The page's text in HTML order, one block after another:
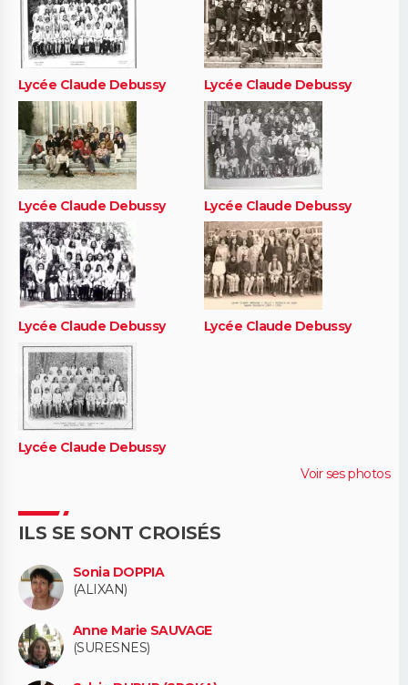
Lycée Claude Debussy Lycée Claude Debussy
Lycée Claude Debussy Lycée Claude Debussy
Lycée Claude Debussy Lycée Claude Debussy
Lycée Claude Debussy
Voir ses photos
ILS SE SONT CROISÉS
Sonia DOPPIA
(ALIXAN)
Anne Marie SAUVAGE
(SURESNES)